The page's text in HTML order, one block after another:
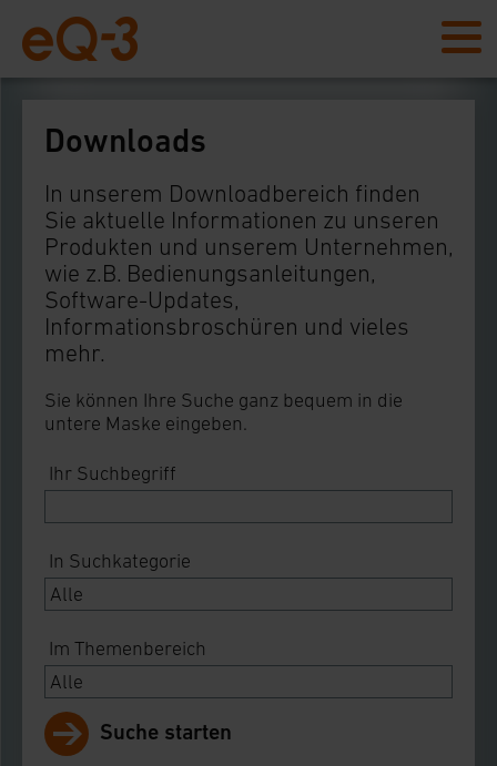
Downloads
In unserem Downloadbereich finden
Sie aktuelle Informationen zu unseren
Produkten und unserem Unternehmen,
wie z.B. Bedienungsanleitungen,
Software-Updates,
Informationsbroschüren und vieles
mehr.
Sie können Ihre Suche ganz bequem in die
untere Maske eingeben.
Ihr Suchbegriff
In Suchkategorie
Im Themenbereich
Suche starten